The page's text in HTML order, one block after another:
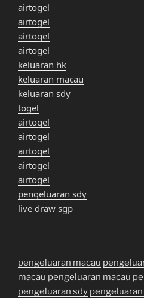
airtogel
airtogel
airtogel
airtogel
keluaran hk
keluaran macau
keluaran sdy
togel
airtogel
airtogel
airtogel
airtogel
airtogel
pengeluaran sdy
live draw sgp
pengeluaran macau
macau pengeluaran macau
pengeluaran sdy